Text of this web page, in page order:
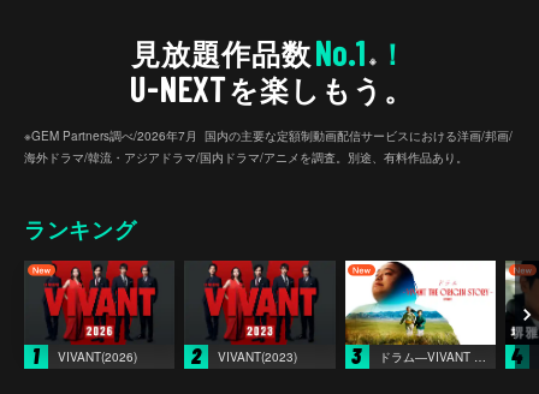
見放題作品数No.1 ※
！
U-NEXTを楽しもう。
※GEM Partners調べ/2026年7⽉ 国内の主要な定額制動画配信サービスにおける洋画/邦画/
海外ドラマ/韓流・アジアドラマ/国内ドラマ/アニメを調査。別途、有料作品あり。
ランキング
1 VIVANT(2026) 2 VIVANT(2023) 3 ドラム―VIVANT THE ORIGIN STORY― 4